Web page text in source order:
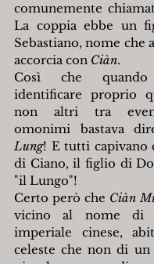
comunemente
La coppia ebbe un
Sebastiano, nome che
accorcia con Ciàn.
Così che
identificare proprio
non altri tra
omonimi bastava
Lung! E tutti capivano
di Ciano, il figlio di
"il Lungo"!
Certo però che Ciàn
vicino al nome di
imperiale cinese,
celeste che non di